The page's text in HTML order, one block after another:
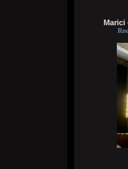
За мои
Сердце у
Эй
Эй
Marici